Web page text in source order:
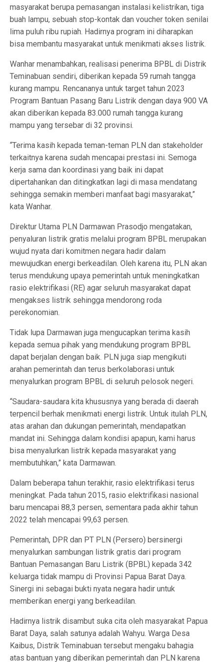
masyarakat berupa pemasangan instalasi kelistrikan, tiga
buah lampu, sebuah stop-kontak dan voucher token senilai
lima puluh ribu rupiah. Hadirnya program ini diharapkan
bisa membantu masyarakat untuk menikmati akses listrik.
Wanhar menambahkan, realisasi penerima BPBL di Distrik
Teminabuan sendiri, diberikan kepada 59 rumah tangga
kurang mampu. Rencananya untuk target tahun 2023
Program Bantuan Pasang Baru Listrik dengan daya 900 VA
akan diberikan kepada 83.000 rumah tangga kurang
mampu yang tersebar di 32 provinsi.
“Terima kasih kepada teman-teman PLN dan stakeholder
terkaitnya karena sudah mencapai prestasi ini. Semoga
kerja sama dan koordinasi yang baik ini dapat
dipertahankan dan ditingkatkan lagi di masa mendatang
sehingga semakin memberi manfaat bagi masyarakat,”
kata Wanhar.
Direktur Utama PLN Darmawan Prasodjo mengatakan,
penyaluran listrik gratis melalui program BPBL merupakan
wujud nyata dari komitmen negara hadir dalam
mewujudkan energi berkeadilan. Oleh karena itu, PLN akan
terus mendukung upaya pemerintah untuk meningkatkan
rasio elektrifikasi (RE) agar seluruh masyarakat dapat
mengakses listrik sehingga mendorong roda
perekonomian.
Tidak lupa Darmawan juga mengucapkan terima kasih
kepada semua pihak yang mendukung program BPBL
dapat berjalan dengan baik. PLN juga siap mengikuti
arahan pemerintah dan terus berkolaborasi untuk
menyalurkan program BPBL di seluruh pelosok negeri.
“Saudara-saudara kita khususnya yang berada di daerah
terpencil berhak menikmati energi listrik. Untuk itulah PLN,
atas arahan dan dukungan pemerintah, mendapatkan
mandat ini. Sehingga dalam kondisi apapun, kami harus
bisa menyalurkan listrik kepada masyarakat yang
membutuhkan,” kata Darmawan.
Dalam beberapa tahun terakhir, rasio elektrifikasi terus
meningkat. Pada tahun 2015, rasio elektrifikasi nasional
baru mencapai 88,3 persen, sementara pada akhir tahun
2022 telah mencapai 99,63 persen.
Pemerintah, DPR dan PT PLN (Persero) bersinergi
menyalurkan sambungan listrik gratis dari program
Bantuan Pemasangan Baru Listrik (BPBL) kepada 342
keluarga tidak mampu di Provinsi Papua Barat Daya.
Sinergi ini sebagai bukti nyata negara hadir untuk
memberikan energi yang berkeadilan.
Hadirnya listrik disambut suka cita oleh masyarakat Papua
Barat Daya, salah satunya adalah Wahyu. Warga Desa
Kaibus, Distrik Teminabuan tersebut mengaku bahagia
atas bantuan yang diberikan pemerintah dan PLN karena